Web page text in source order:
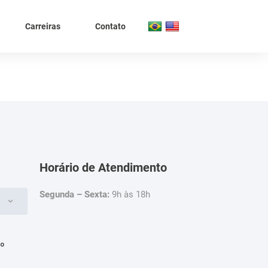
Carreiras Contato
Horário de Atendimento
Segunda – Sexta: 9h às 18h